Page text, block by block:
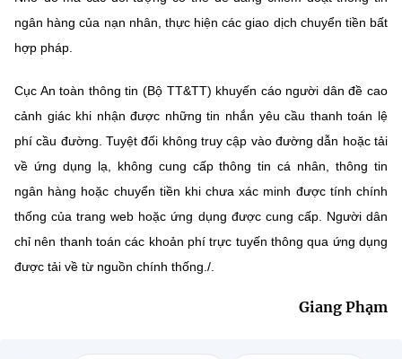
ngân hàng của nạn nhân, thực hiện các giao dịch chuyển tiền bất
hợp pháp.
Cục An toàn thông tin (Bộ TT&TT) khuyến cáo người dân đề cao
cảnh giác khi nhận được những tin nhắn yêu cầu thanh toán lệ
phí cầu đường. Tuyệt đối không truy cập vào đường dẫn hoặc tải
về ứng dụng lạ, không cung cấp thông tin cá nhân, thông tin
ngân hàng hoặc chuyển tiền khi chưa xác minh được tính chính
thống của trang web hoặc ứng dụng được cung cấp. Người dân
chỉ nên thanh toán các khoản phí trực tuyến thông qua ứng dụng
được tải về từ nguồn chính thống./.
Giang Phạm